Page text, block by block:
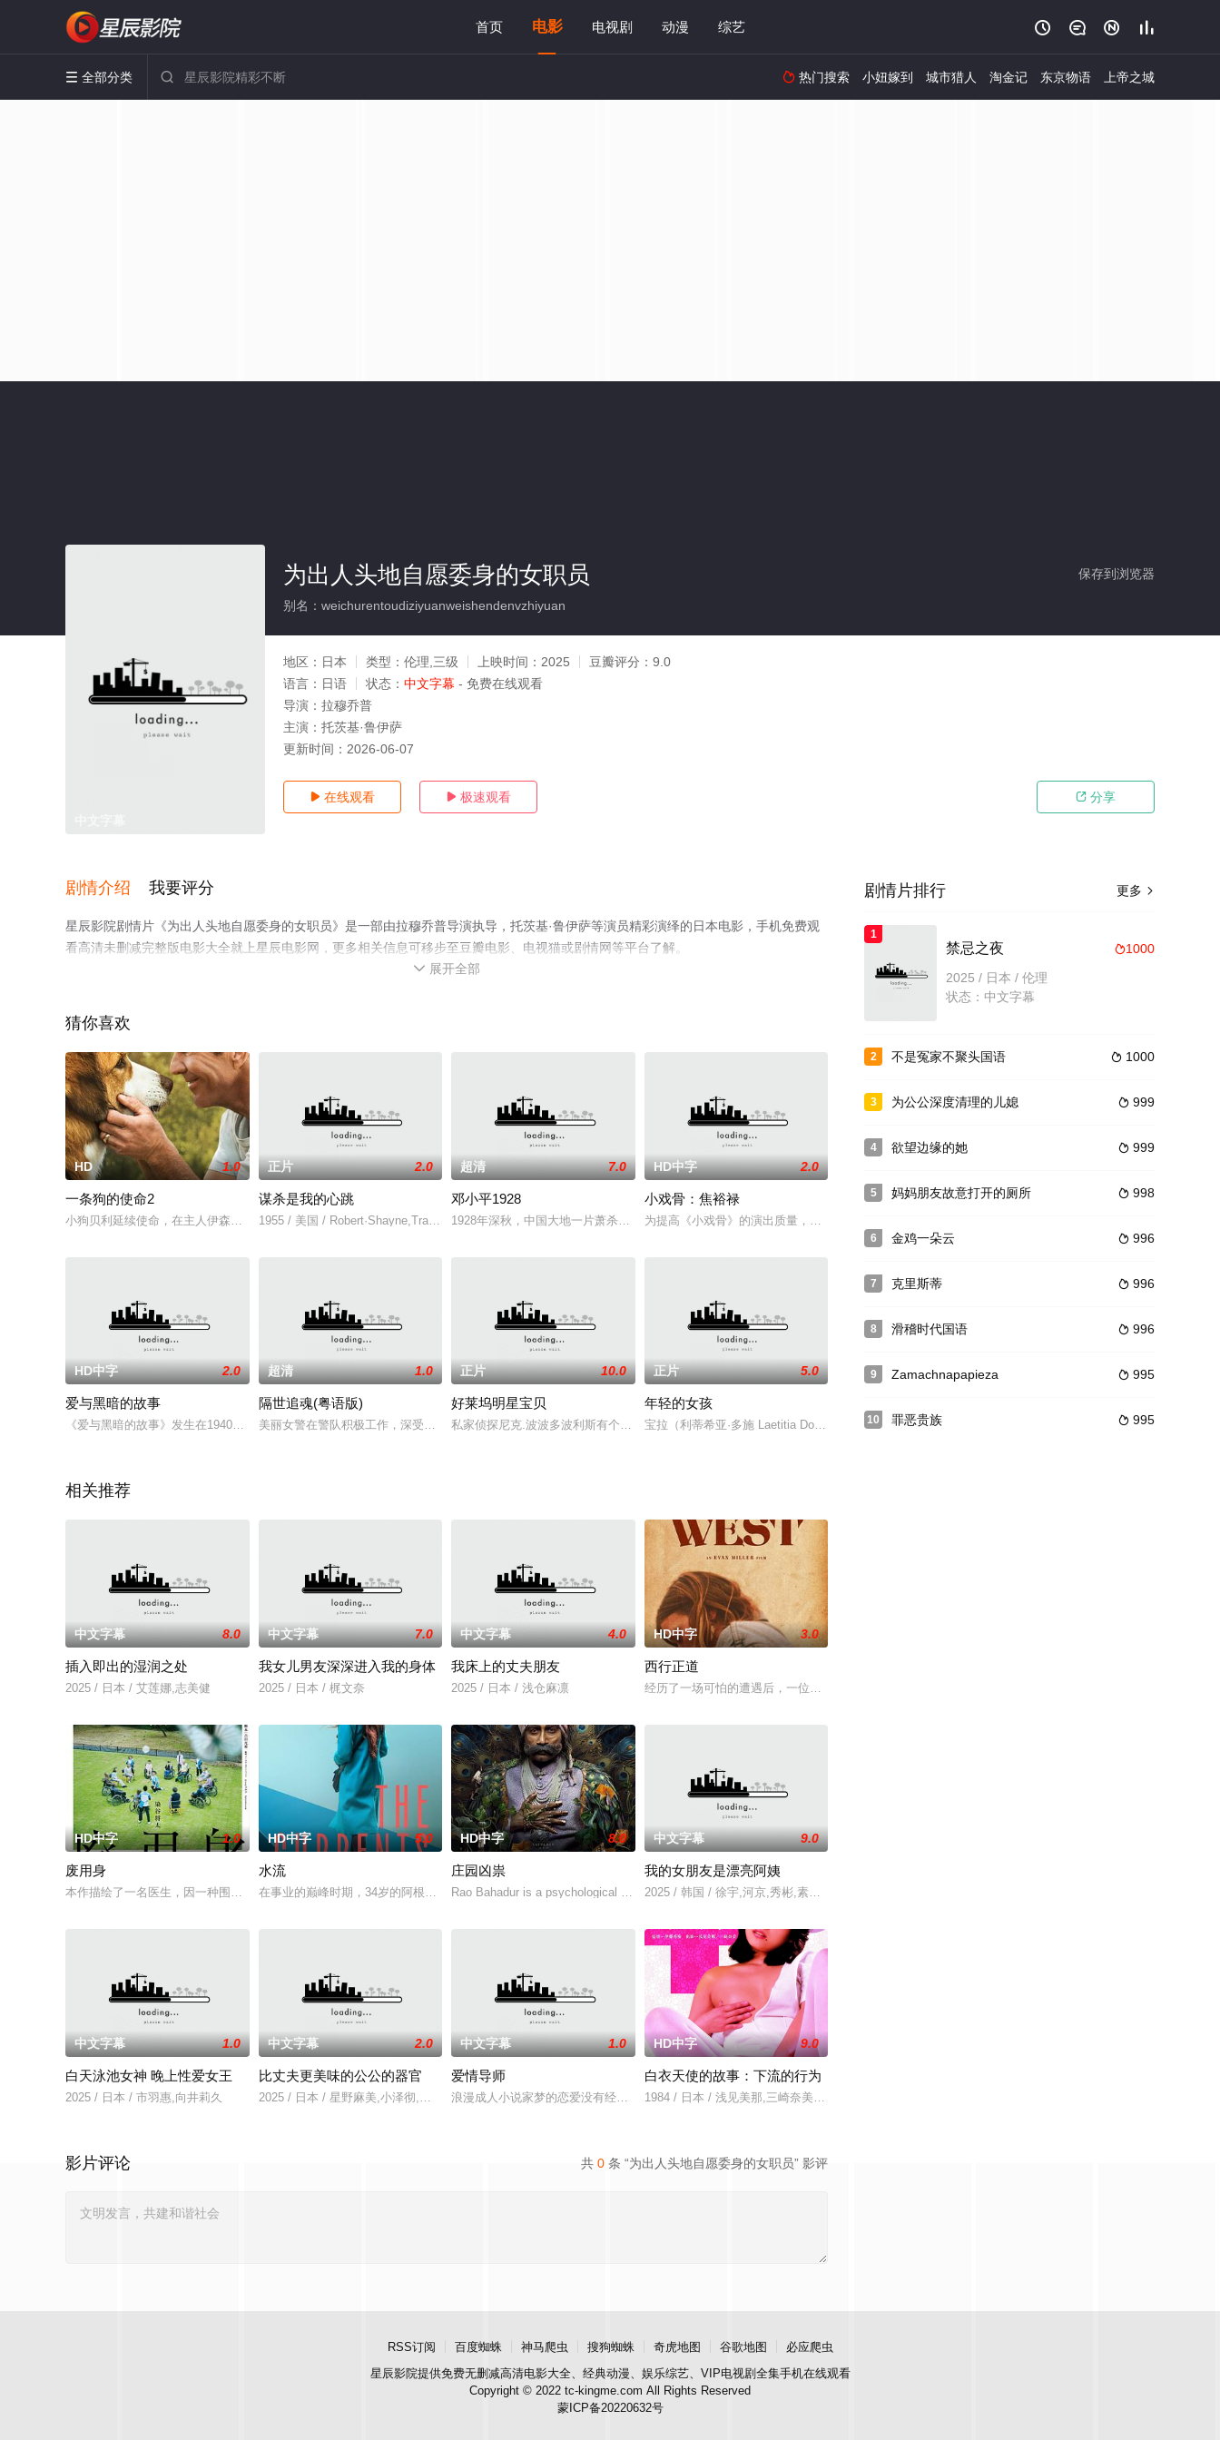
首页 电影 电视剧 动漫 综艺    
 全部分类   热门搜索 小妞嫁到 城市猎人 淘金记 东京物语 上帝之城
保存到浏览器
为出人头地自愿委身的女职员
别名：weichurentoudiziyuanweishendenvzhiyuan
地区： 日本 类型： 伦理,三级 上映时间： 2025 豆瓣评分： 9.0
语言： 日语 状态： 中文字幕 - 免费在线观看
导演： 拉穆乔普
主演： 托茨基·鲁伊萨
更新时间： 2026-06-07
 在线观看  极速观看  分享
剧情介绍 我要评分
星辰影院剧情片《为出人头地自愿委身的女职员》是一部由拉穆乔普导演执导，托茨基·鲁伊萨等演员精彩演绎的日本电影，手机免费观
看高清未删减完整版电影大全就上星辰电影网，更多相关信息可移步至豆瓣电影、电视猫或剧情网等平台了解。
 展开全部
猜你喜欢
HD 1.0
一条狗的使命2
小狗贝利延续使命，在主人伊森的嘱托下，通过不断的生命轮回， 执着守护伊森的孙女CJ，将伊森对孙女的爱与陪伴，当做最重要的 使命和意义，最终帮助CJ收获幸福，再次回到主人伊森身边。
正片 2.0
谋杀是我的心跳
1955 / 美国 / Robert·Shayne,Tracey·Roberts,Jay·Adler,Anthony·Jochim,哈罗德·米勒,赛琳娜·罗伊尔,威廉·福西特,保罗·兰顿,哈利·哈维,Robert·Stevenson,芭芭拉·佩顿,Kate·MacKen
超清 7.0
邓小平1928
1928年深秋，中国大地一片萧杀，一个小个子的共产党人乘船登陆上海，迎接他的是巡捕的盘查和叛徒的指认，灭顶之灾瞬间降临，但他凭着
HD中字 2.0
小戏骨：焦裕禄
为提高《小戏骨》的演出质量，节目组始终怀着向老艺术家致敬的心态认真学习，努力让小演员在形似的同
HD中字 2.0
爱与黑暗的故事
《爱与黑暗的故事》发生在1940年代末期的耶路撒冷，书中通过作者童年的视角写出了他母亲身患精神疾病的困扰和父亲的无助，同时也展现了以色列建国的重大历史事件。
超清 1.0
隔世追魂(粤语版)
美丽女警在警队积极工作，深受欢迎，又爱上了很有爱心的富豪帅哥。偏偏这时候杀人凶案连连发生，经过一番侦查，凶手竟然可能是幽灵，到底是人犯案还是幽灵呢？
正片 10.0
好莱坞明星宝贝
私家侦探尼克.波波多波利斯有个问题：他办公室的地板上有一具漂亮女人的尸体，当他向酗酒的中尉解释他的状况时，一个关于勒索、神秘和谋杀
正片 5.0
年轻的女孩
宝拉（利蒂希亚·多施 Laetitia Dosch 饰）在20岁那年就认识男友了，两人携手一路走过了漫长的十年，本
相关推荐
中文字幕 8.0
插入即出的湿润之处
2025 / 日本 / 艾莲娜,志美健
中文字幕 7.0
我女儿男友深深进入我的身体
2025 / 日本 / 梶文奈
中文字幕 4.0
我床上的丈夫朋友
2025 / 日本 / 浅仓麻凛
HD中字 3.0
西行正道
经历了一场可怕的遭遇后，一位小镇女子向疏远的哥哥借了钱，独自一人踏上穿越西德克萨斯州的旅程，寻
HD中字 1.0
废用身
本作描绘了一名医生，因一种围绕“废用身”——因瘫痪等原因已无恢复可能的四肢——的治疗方法，而一步步踏入在追求理想的理性与疯狂之间摇摆的危险领域。在某座城镇的日间照护中心里，一种突破性的疗法在老年人
HD中字 5.0
水流
在事业的巅峰时期，34岁的阿根廷造型师丽娜在瑞士的一场颁奖典礼后，被一种突如其来的冲动驱使。回到布宜诺斯艾利斯后，她什么也没说，但她内心深处似乎发生了某种变化——
HD中字 8.0
庄园凶祟
Rao Bahadur is a psychological drama set against the backdrop of a fading aristocracy, Made in Telugu, for the world. Remem
中文字幕 9.0
我的女朋友是漂亮阿姨
2025 / 韩国 / 徐宇,河京,秀彬,素美,崔敏浩,时宇,金东宇,韩蔚
中文字幕 1.0
白天泳池女神 晚上性爱女王
2025 / 日本 / 市羽惠,向井莉久
中文字幕 2.0
比丈夫更美味的公公的器官
2025 / 日本 / 星野麻美,小泽彻,有村望海
中文字幕 1.0
爱情导师
浪漫成人小说家梦的恋爱没有经验的作家志愿者耶的粉丝sean咖啡厅工作,抽空写文章。偶然自己的粉丝sean咖啡厅范本相贤见面,表示祝贺,尹相
HD中字 9.0
白衣天使的故事：下流的行为
1984 / 日本 / 浅见美那,三崎奈美,深見博,野上祐二
共 0 条 “为出人头地自愿委身的女职员” 影评
影片评论
更多 
剧情片排行
1
1000
禁忌之夜
2025 / 日本 / 伦理
状态：中文字幕
2  1000
不是冤家不聚头国语
3  999
为公公深度清理的儿媳
4  999
欲望边缘的她
5  998
妈妈朋友故意打开的厕所
6  996
金鸡一朵云
7  996
克里斯蒂
8  996
滑稽时代国语
9  995
Zamachnapapieza
10  995
罪恶贵族
RSS订阅 百度蜘蛛 神马爬虫 搜狗蜘蛛 奇虎地图 谷歌地图
必应爬虫
星辰影院提供免费无删减高清电影大全、经典动漫、娱乐综艺、VIP电视剧全集手机在线观看
Copyright © 2022 tc-kingme.com All Rights Reserved
蒙ICP备20220632号